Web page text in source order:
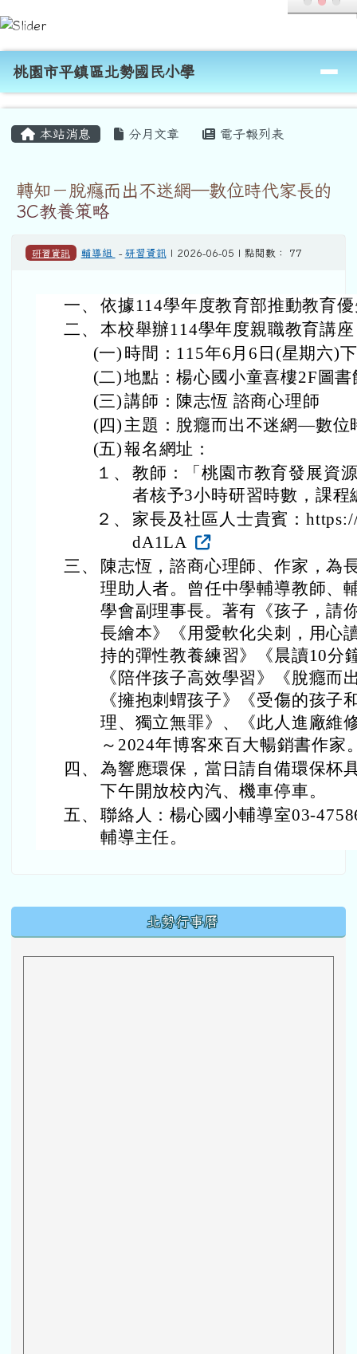
跳至主內容區
桃園市平鎮區北勢國民小學
導覽列
桃園市平鎮區北勢國民小學
本站消息 分月文章 電子報列表
轉知－脫癮而出不迷網—數位時代家長的
3C教養策略
研習資訊 輔導組 - 研習資訊| 2026-06-05 | 點閱數： 77
一、 依據114學年度教育部推動教育
二、 本校舉辦114學年度親職教育講
(一) 時間：115年6月6日(星期六)
(二)地點：楊心國小童喜樓2F圖書
(三)講師：陳志恆 諮商心理師
(四) 主題：脫癮而出不迷網—數位
(五)報名網址：
１、 教師：「桃園市教育發展資
者核予3小時研習時數，課程
２、
家長及社區人士貴賓：
dA1LA
三、
陳志恆，諮商心理師、作家，為
理助人者。曾任中學輔導教師、
學會副理事長。著有《孩子，請
長繪本》《用愛軟化尖刺，用心
持的彈性教養練習》《晨讀10分
《陪伴孩子高效學習》《脫癮而
《擁抱刺蝟孩子》《受傷的孩子
理、獨立無罪》、《此人進廠維
～2024年博客來百大暢銷書作家
四、 為響應環保，當日請自備環保杯
下午開放校內汽、機車停車。
五、 聯絡人：楊心國小輔導室03-
輔導主任。
北勢行事曆